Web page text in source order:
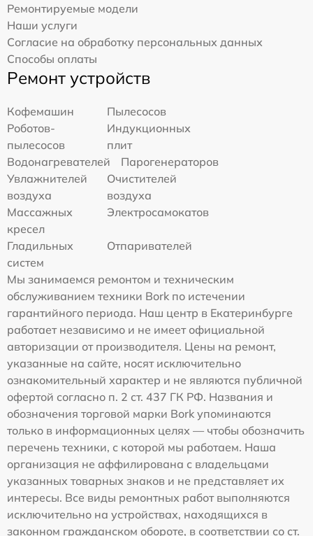
Ремонтируемые модели
Наши услуги
Согласие на обработку персональных данных
Способы оплаты
Ремонт устройств
Кофемашин
Пылесосов
Роботов-
пылесосов
Индукционных
плит
Водонагревателей
Парогенераторов
Увлажнителей
воздуха
Очистителей
воздуха
Массажных
кресел
Электросамокатов
Гладильных
систем
Отпаривателей
Мы занимаемся ремонтом и техническим
обслуживанием техники Bork по истечении
гарантийного периода. Наш центр в Екатеринбурге
работает независимо и не имеет официальной
авторизации от производителя. Цены на ремонт,
указанные на сайте, носят исключительно
ознакомительный характер и не являются публичной
офертой согласно п. 2 ст. 437 ГК РФ. Названия и
обозначения торговой марки Bork упоминаются
только в информационных целях — чтобы обозначить
перечень техники, с которой мы работаем. Наша
организация не аффилирована с владельцами
указанных товарных знаков и не представляет их
интересы. Все виды ремонтных работ выполняются
исключительно на устройствах, находящихся в
законном гражданском обороте, в соответствии со ст.